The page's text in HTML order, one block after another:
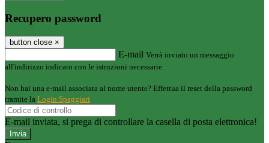
Recupero password
button close ×
E-mail Verrà inviato un messaggio
all'indirizzo indicato con le istruzioni necessarie.
Non hai una e-mail associata al nome utente? Effettua il reset della password
tramite la Login Spaggiari
E-mail inviata, si prega di controllare la casella di posta elettronica!